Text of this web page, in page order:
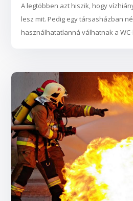
A legtöbben azt hiszik, hogy
lesz mit. Pedig egy társasházban
használhatatlanná válhatnak a